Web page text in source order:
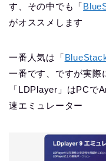
す、その中でも「
がオススメします
一番人気は「
一番です、ですが実際
「LDPlayer」はPCで
速エミュレーター